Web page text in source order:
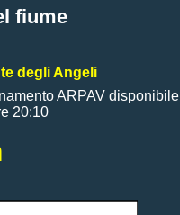
fiume
degli Angeli
ARPAV disponibile
20:10